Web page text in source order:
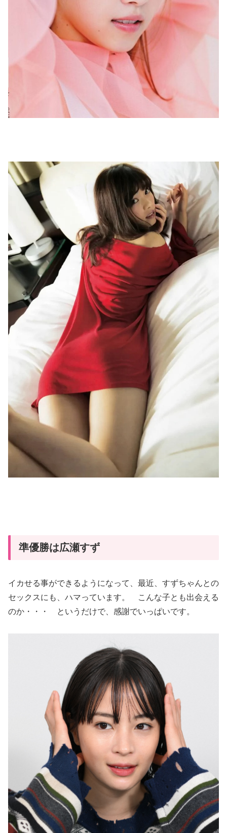
準優勝は広瀬すず
イカせる事ができるようになって、最近、すずちゃんとの
セックスにも、ハマっています。 こんな子とも出会える
のか・・・ というだけで、感謝でいっぱいです。